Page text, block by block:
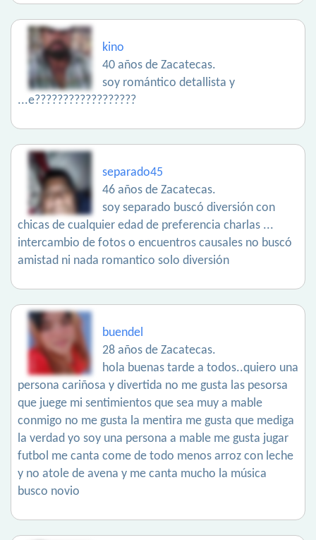
kino
40 años de Zacatecas.
soy romántico detallista y
...e??????????????????
separado45
46 años de Zacatecas.
soy separado buscó diversión con
chicas de cualquier edad de preferencia charlas ...
intercambio de fotos o encuentros causales no buscó
amistad ni nada romantico solo diversión
buendel
28 años de Zacatecas.
hola buenas tarde a todos..quiero una
persona cariñosa y divertida no me gusta las pesorsa
que juege mi sentimientos que sea muy a mable
conmigo no me gusta la mentira me gusta que mediga
la verdad yo soy una persona a mable me gusta jugar
futbol me canta come de todo menos arroz con leche
y no atole de avena y me canta mucho la música
busco novio